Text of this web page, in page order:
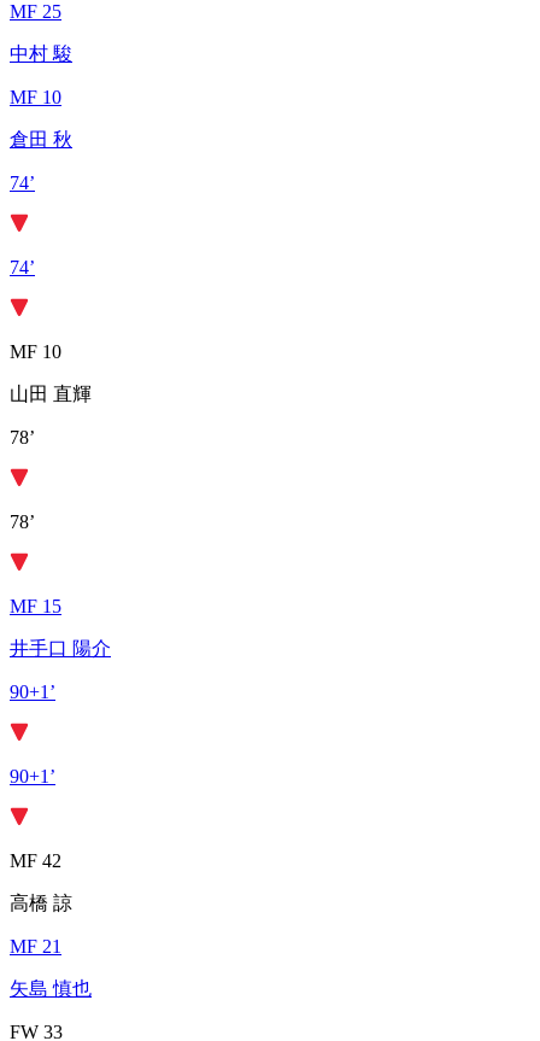
MF 25
中村 駿
MF 10
倉田 秋
74’
74’
MF 10
山田 直輝
78’
78’
MF 15
井手口 陽介
90+1’
90+1’
MF 42
高橋 諒
MF 21
矢島 慎也
FW 33